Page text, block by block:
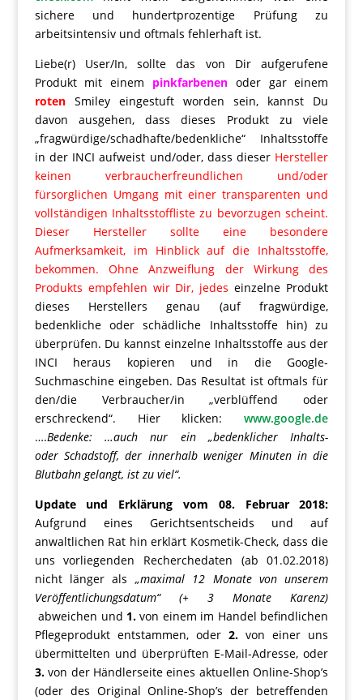
sichere und hundertprozentige Prüfung zu
arbeitsintensiv und oftmals fehlerhaft ist.
Liebe(r) User/In, sollte das von Dir aufgerufene
Produkt mit einem pinkfarbenen oder gar einem
rotenSmiley eingestuft worden sein, kannst Du
davon ausgehen, dass dieses Produkt zu viele
„fragwürdige/schadhafte/bedenkliche“ Inhaltsstoffe
in der INCI aufweist und/oder, dass dieser Hersteller
keinen verbraucherfreundlichen und/oder
fürsorglichen Umgang mit einer transparenten und
vollständigen Inhaltsstoffliste zu bevorzugen scheint.
Dieser Hersteller sollte eine besondere
Aufmerksamkeit, im Hinblick auf die Inhaltsstoffe,
bekommen. Ohne Anzweiflung der Wirkung des
Produkts empfehlen wir Dir, jedes einzelne Produkt
dieses Herstellers genau (auf fragwürdige,
bedenkliche oder schädliche Inhaltsstoffe hin) zu
überprüfen. Du kannst einzelne Inhaltsstoffe aus der
INCI heraus kopieren und in die Google-
Suchmaschine eingeben. Das Resultat ist oftmals für
den/die Verbraucher/in „verblüffend oder
erschreckend“. Hier klicken:www.google.de
….Bedenke: …auch nur ein „bedenklicher Inhalts-
oder Schadstoff, der innerhalb weniger Minuten in die
Blutbahn gelangt, ist zu viel“.
Update und Erklärung vom 08. Februar 2018:
Aufgrund eines Gerichtsentscheids und auf
anwaltlichen Rat hin erklärt Kosmetik-Check, dass die
uns vorliegenden Recherchedaten (ab 01.02.2018)
nicht länger als „maximal 12 Monate von unserem
Veröffentlichungsdatum“ (+ 3 Monate Karenz)
abweichen und 1. von einem im Handel befindlichen
Pflegeprodukt entstammen, oder2. von einer uns
übermittelten und überprüften E-Mail-Adresse, oder
3.von der Händlerseite eines aktuellen Online-Shop’s
(oder des Original Online-Shop’s der betreffenden